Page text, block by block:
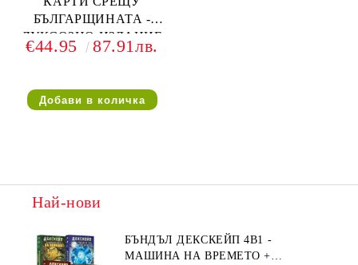
БЪЛГАРЩИНАТА -
ЛУКСОЗНО ИЗДАНИЕ
€44.95 87.91лв.
Най-нови
БЪНДЪЛ ДЕКСКЕЙП 4В1 -
МАШИНА НА ВРЕМЕТО +